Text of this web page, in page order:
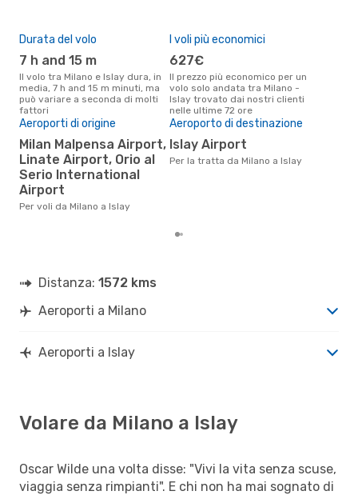
Durata del volo
7 h and 15 m
Il volo tra Milano e Islay dura, in
media, 7 h and 15 m minuti, ma
può variare a seconda di molti
fattori
I voli più economici
627€
Il prezzo più economico per un
volo solo andata tra Milano -
Islay trovato dai nostri clienti
nelle ultime 72 ore
Aeroporti di origine
Milan Malpensa Airport,
Linate Airport, Orio al
Serio International
Airport
Per voli da Milano a Islay
Aeroporto di destinazione
Islay Airport
Per la tratta da Milano a Islay
Distanza: 1572 kms
Aeroporti a Milano
Aeroporti a Islay
Volare da Milano a Islay
Oscar Wilde una volta disse: "Vivi la vita senza scuse,
viaggia senza rimpianti". E chi non ha mai sognato di